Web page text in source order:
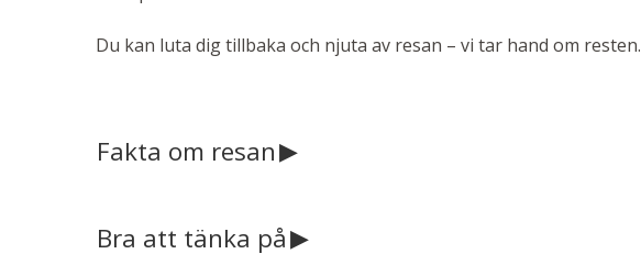
Du kan luta dig tillbaka och njuta av resan – vi tar hand om resten.
Fakta om resan
Bra att tänka på